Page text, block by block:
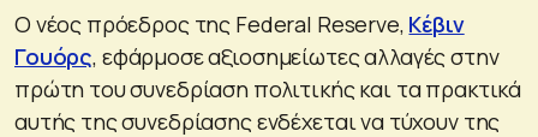
Ο νέος πρόεδρος της Federal Reserve, Κέβιν
Γουόρς, εφάρμοσε αξιοσημείωτες αλλαγές στην
πρώτη του συνεδρίαση πολιτικής και τα πρακτικά
αυτής της συνεδρίασης ενδέχεται να τύχουν της